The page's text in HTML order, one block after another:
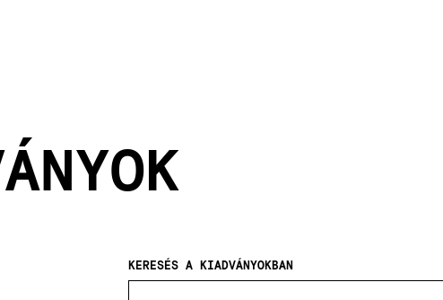
KERESÉS A KIADVÁNYOKBAN